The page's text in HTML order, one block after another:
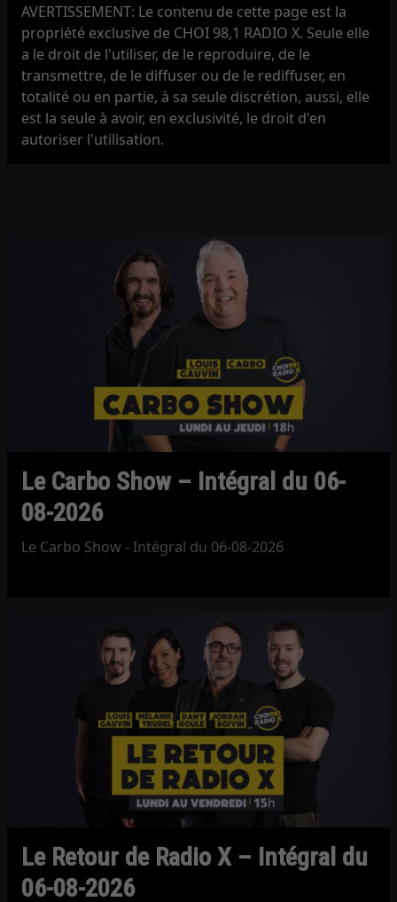
AVERTISSEMENT: Le contenu de cette page est la
propriété exclusive de CHOI 98,1 RADIO X. Seule elle
a le droit de l'utiliser, de le reproduire, de le
transmettre, de le diffuser ou de le rediffuser, en
totalité ou en partie, à sa seule discrétion, aussi, elle
est la seule à avoir, en exclusivité, le droit d'en
autoriser l'utilisation.
Le Carbo Show – Intégral du 06-
08-2026
Le Carbo Show - Intégral du 06-08-2026
Le Retour de Radio X – Intégral du
06-08-2026